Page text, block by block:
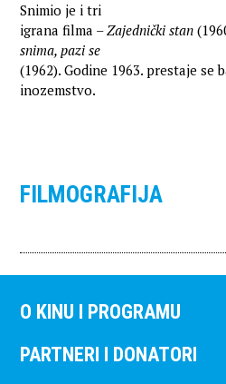
Snimio je i tri
igrana filma –Zajednički stan
snima, pazi se
(1962). Godine 1963. prestaje
inozemstvo.
FILMOGRAFIJA
O KINU I PROGRAMU
PARTNERI I DONATORI